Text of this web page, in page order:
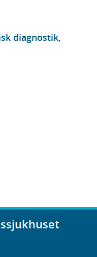
diagnostik,